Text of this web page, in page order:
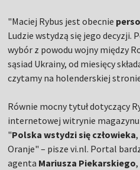
"Maciej Rybus jest obecnie
Ludzie wstydzą się jego decyzji.
wybór z powodu wojny między
sąsiad Ukrainy, od miesięcy
czytamy na holenderskiej
Równie mocny tytuł dotyczący
internetowej witrynie
"Polska wstydzi się człowieka
Oranje" – pisze vi.nl. Portal
agenta Mariusza Piekarskiego